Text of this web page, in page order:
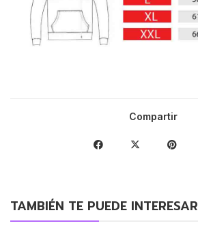
Compartir
TAMBIÉN TE PUEDE INTERESAR